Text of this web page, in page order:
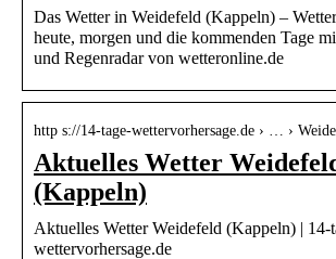
Das Wetter in Weidefeld (Kappeln) –
heute, morgen und die kommenden Tage
und Regenradar von wetteronline.de
http s://14-tage-wettervorhersage.de › … ›
Aktuelles Wetter
(Kappeln)
Aktuelles Wetter Weidefeld (Kappeln) | 14-
wettervorhersage.de